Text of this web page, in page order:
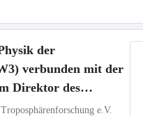
der
verbunden mit der
Direktor des
e.V.